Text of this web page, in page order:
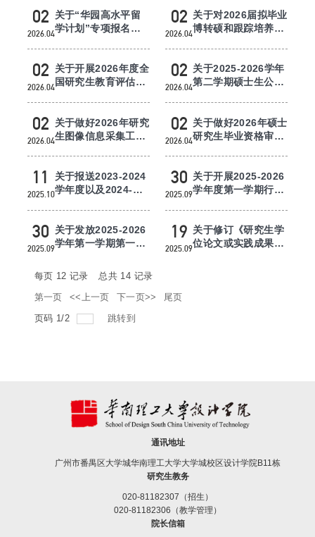
教学成果
02
2026.04
关于“华园高水平留
学计划”专项报名的
02
2026.04
关于对2026届拟毕业
博转硕和跟踪培养硕
02
2026.04
关于开展2026年度全
国研究生教育评估监
02
2026.04
关于2025-2026学年
第二学期硕士生公共
02
2026.04
关于做好2026年研究
生图像信息采集工作
02
2026.04
关于做好2026年硕士
研究生毕业资格审核
11
2025.10
关于报送2023-2024
学年度以及2024-
30
2025.09
关于开展2025-2026
学年度第一学期行业
30
2025.09
关于发放2025-2026
学年第一学期第一批
书、学...
19
2025.09
关于修订《研究生学
位论文或实践成果答
每页 12 记录 总共 14 记录
第一页
<<上一页 下一页>>
尾页
页码 1/2 跳转到
通讯地址
广州市番禺区大学城华南理工大学大学城校区设计学院B11栋
研究生教务
020-81182307（招生）
020-81182306（教学管理）
院长信箱